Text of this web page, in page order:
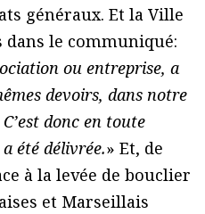
généraux. Et la Ville
le communiqué:
ou entreprise, a
devoirs, dans notre
donc en toute
été délivrée.» Et, de
à la levée de bouclier
et Marseillais